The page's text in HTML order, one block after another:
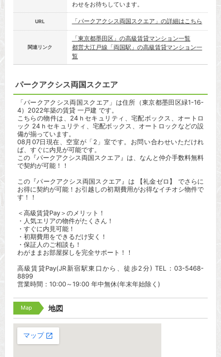
わせをお待ちしています。
URL 「パークアクシス両国スクエア」の詳細はこちら
関連リンク
「東京都墨田区」の高級賃貸マンション一覧
都営大江戸線「両国駅」の高級賃貸マンション一
覧
パークアクシス両国スクエア
「パークアクシス両国スクエア」は住所（東京都墨田区緑1-16-
4）2022年築の賃貸 一戸建 です。
こちらの物件は、24ｈセキュリティ、宅配ボックス、オートロ
ック 24ｈセキュリティ、宅配ボックス、オートロックなどの設
備が揃っています。
08月07日現在、空室が「2」室です。お問い合わせいただけれ
ば、すぐに内見が可能です。
この『パークアクシス両国スクエア』は、なんと仲介手数料無料
で契約が可能！！
この『パークアクシス両国スクエア』は 【礼金ゼロ】 でさらに
お得に契約が可能！お引越しの初期費用がお得なイチオシ物件で
す！！
＜高級賃貸Pay＞のメリット！
・人気エリアの物件がたくさん！
・すぐに内見可能！
・初期費用をできるだけ安く！
・保証人のご相談も！
わがままお部屋探しを完全サポート！！
高級賃貸Pay(JR新宿駅東口から、徒歩2分) TEL：03-5468-
8899
営業時間：10:00～19:00 年中無休(年末年始除く)
Map 地図